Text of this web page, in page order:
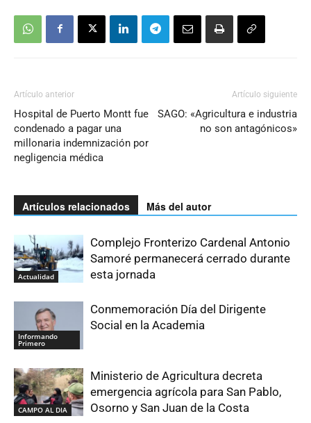
Artículo anterior
Hospital de Puerto Montt fue
condenado a pagar una
millonaria indemnización por
negligencia médica
Artículo siguiente
SAGO: «Agricultura e industria
no son antagónicos»
Artículos relacionados Más del autor
Actualidad
Complejo Fronterizo Cardenal Antonio
Samoré permanecerá cerrado durante
esta jornada
Informando
Primero
Conmemoración Día del Dirigente
Social en la Academia
CAMPO AL DIA
Ministerio de Agricultura decreta
emergencia agrícola para San Pablo,
Osorno y San Juan de la Costa